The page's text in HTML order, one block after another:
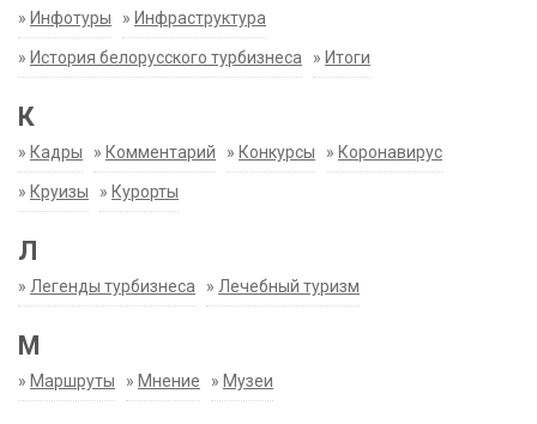
» Инфотуры » Инфраструктура
» История белорусского турбизнеса » Итоги
К
» Кадры » Комментарий » Конкурсы » Коронавирус
» Круизы » Курорты
Л
» Легенды турбизнеса » Лечебный туризм
М
» Маршруты » Мнение » Музеи